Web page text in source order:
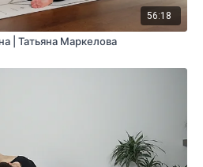
56:18
| Татьяна Маркелова